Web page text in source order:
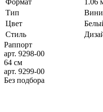
Формат
1.06
Тип
Цвет
Стиль
Раппорт
арт. 9298-00
64 см
арт. 9299-00
Без подбора